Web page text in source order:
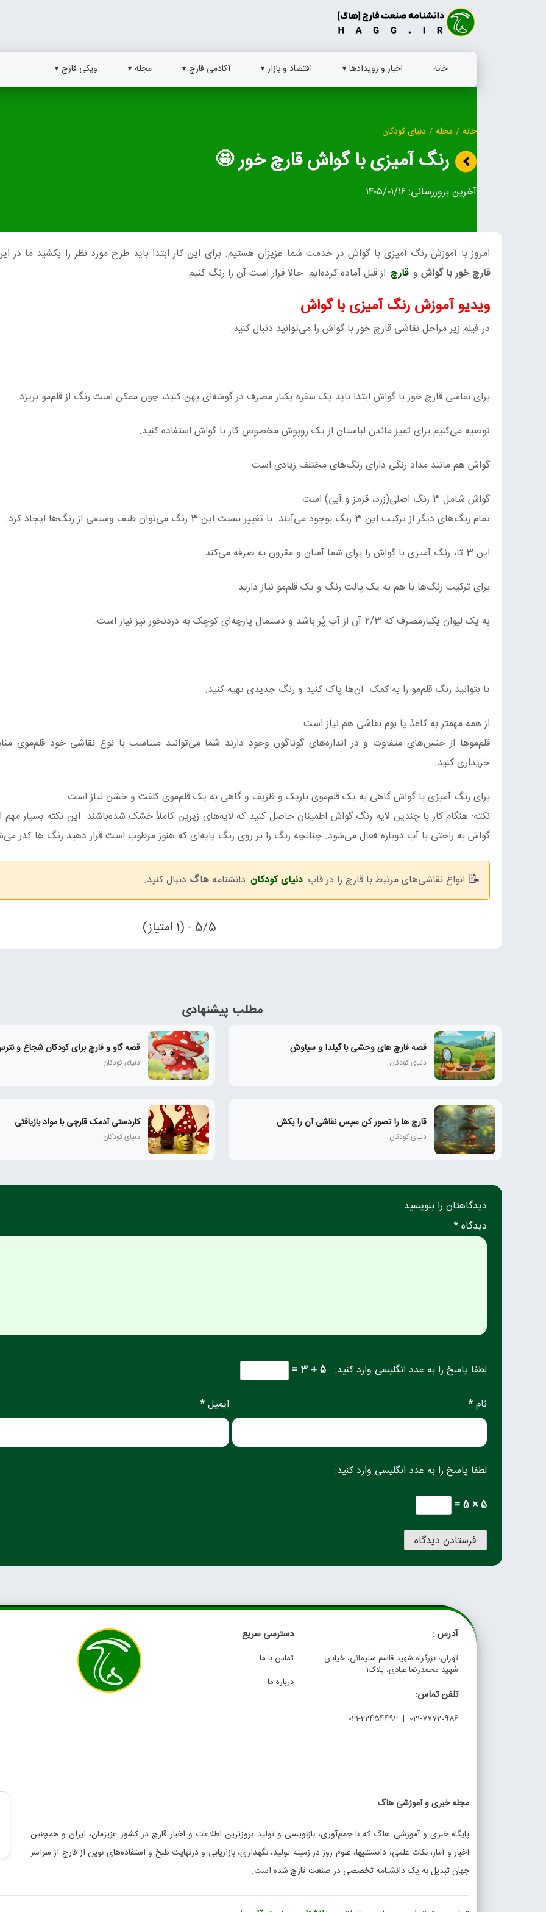
خانه اخبار و رویدادها اقتصاد و بازار آکادمی قارچ مجله ویکی قارچ
خانه / مجله / دنیای کودکان
رنگ آمیزی با گواش قارچ خور 🤩
آخرین بروزرسانی: ۱۴۰۵/۰۱/۱۶
امروز با آموزش رنگ آمیزی با گواش در خدمت شما عزیزان هستیم. برای این کار ابتدا باید طرح مورد نظر را بکشید ما در
قارچ خور با گواش و قارچ از قبل آماده کرده‌ایم. حالا قرار است آن را رنگ کنیم.
ویدیو آموزش رنگ آمیزی با گواش
در فیلم زیر مراحل نقاشی قارچ خور با گواش را می‌توانید دنبال کنید.
برای نقاشی قارچ خور با گواش ابتدا باید یک سفره یکبار مصرف در گوشه‌ای پهن کنید، چون ممکن است رنگ از قلم‌مو بریزد.
توصیه می‌کنیم برای تمیز ماندن لباستان از یک روپوش مخصوص کار با گواش استفاده کنید.
گواش هم مانند مداد رنگی دارای رنگ‌های مختلف زیادی است.
گواش شامل 3 رنگ اصلی(زرد، قرمز و آبی) است.
تمام رنگ‌های دیگر از ترکیب این 3 رنگ بوجود می‌آیند. با تغییر نسبت این 3 رنگ می‌توان طیف وسیعی از رنگ‌ها ایجاد کرد.
این 3 تا، رنگ آمیزی با گواش را برای شما آسان و مقرون به صرفه می‌کند.
برای ترکیب رنگ‌ها با هم به یک پالت رنگ و یک قلم‌مو نیاز دارید.
به یک لیوان یکبار‌مصرف که 2/3 آن از آب پُر باشد و دستمال پارچه‌ای کوچک به درد‌نخور نیز نیاز است.
تا بتوانید رنگ قلم‌مو را به کمک آن‌ها پاک کنید و رنگ جدیدی تهیه کنید.
از همه مهمتر به کاغذ یا بوم نقاشی هم نیاز است.
قلم‌موها از جنس‌های متفاوت و در اندازه‌های گوناگون وجود دارند شما می‌توانید متناسب با نوع نقاشی خود قلم‌موی
خریداری کنید.
برای رنگ آمیزی با گواش گاهی به یک قلم‌موی باریک و ظریف و گاهی به یک قلم‌موی کلفت و خشن نیاز است.
نکته: هنگام کار با چندین لایه رنگ گواش اطمینان حاصل کنید که لایه‌های زیرین کاملاً خشک شده‌باشند. این نکته بسیار
گواش به راحتی با آب دوباره فعال می‌شود. چنانچه رنگ را بر روی رنگ پایه‌ای که هنوز مرطوب است قرار دهید رنگ ها کدر
انواع نقاشی‌های مرتبط با قارچ را در قاب دنیای کودکان دانشنامه هاگ دنبال کنید.
5/5 - (1 امتیاز)
مطلب پیشنهادی
قصه قارچ های وحشی با گیلدا و سیاوش
دنیای کودکان
قصه گاو و قارچ برای کودکان شجاع و
دنیای کودکان
قارچ ها را تصور کن سپس نقاشی آن را بکش
دنیای کودکان
کاردستی آدمک قارچی با مواد بازیافتی
دنیای کودکان
دیدگاهتان را بنویسید
دیدگاه *
لطفا پاسخ را به عدد انگلیسی وارد کنید: 5 + 3 =
نام * ایمیل *
لطفا پاسخ را به عدد انگلیسی وارد کنید:
5 × 5 =
آدرس :
تهران، بزرگراه شهید قاسم سلیمانی، خیابان
شهید محمدرضا عبادی، پلاک1
تلفن تماس:
021-77720986 | 021-22454492
دسترسی سریع
تماس با ما
درباره ما
مجله خبری و آموزشی هاگ
پایگاه خبری و آموزشی هاگ که با جمع‌آوری، بازنویسی و تولید بروزترین اطلاعات و اخبار قارچ در کشور عزیزمان، ایران و همچنین
اخبار و آمار، نکات علمی، دانستنیها، علوم روز در زمینه تولید، نگهداری، بازاریابی و درنهایت طبخ و استفاده‌های نوین از قارچ از سراسر
جهان تبدیل به یک دانشنامه تخصصی در صنعت قارچ شده است.